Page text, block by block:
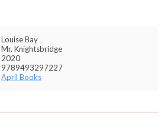
Louise Bay
Mr. Knightsbridge
2020
9789493297227
April Books